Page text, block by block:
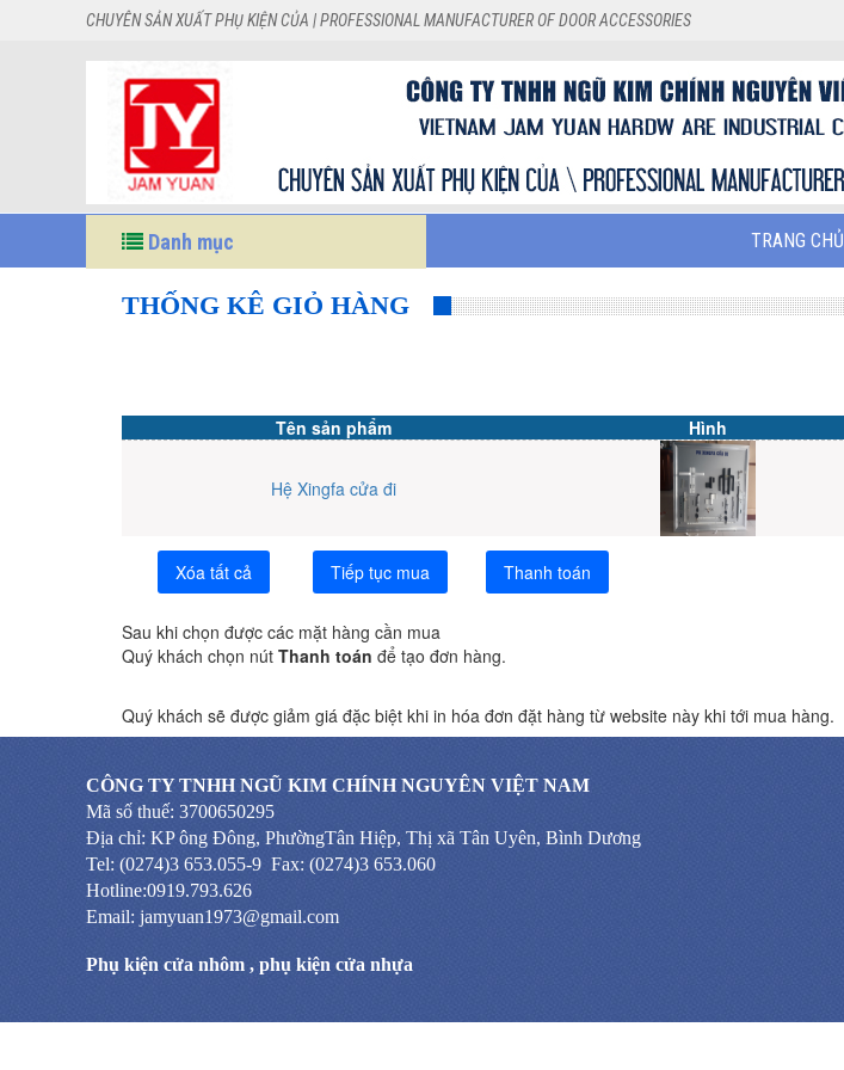
CHUYÊN SẢN XUẤT PHỤ KIỆN CỦA | PROFESSIONAL MANUFACTURER OF DOOR ACCESSORIES
Danh mục TRANG CHỦ
THỐNG KÊ GIỎ HÀNG
Tên sản phẩm Hình
Hệ Xingfa cửa đi
Xóa tất cả
Tiếp tục mua Thanh toán
Sau khi chọn được các mặt hàng cần mua
Quý khách chọn nút Thanh toán để tạo đơn hàng.
Quý khách sẽ được giảm giá đặc biệt khi in hóa đơn đặt hàng từ website này khi tới mua hàng.
CÔNG TY TNHH NGŨ KIM CHÍNH NGUYÊN VIỆT NAM
Mã số thuế: 3700650295
Địa chỉ: KP ông Đông, PhườngTân Hiệp, Thị xã Tân Uyên, Bình Dương
Tel: (0274)3 653.055-9 Fax: (0274)3 653.060
Hotline:0919.793.626
Email: jamyuan1973@gmail.com
Phụ kiện cửa nhôm , phụ kiện cửa nhựa